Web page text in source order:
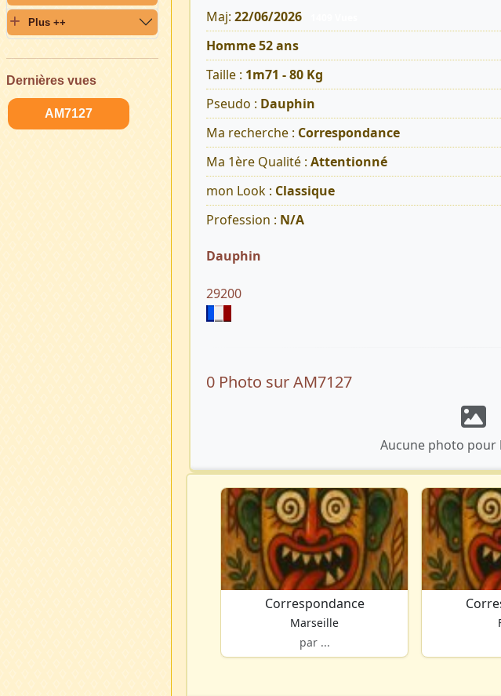
Plus ++
Dernières vues
AM7127
Maj: 22/06/2026
Homme 52 ans
Taille : 1m71 - 80 Kg
Pseudo : Dauphin
Ma recherche : Correspondance
Ma 1ère Qualité : Attentionné
mon Look : Classique
Profession : N/A
Dauphin
29200
0 Photo sur AM7127
Aucune photo pour
Correspondance
Marseille
par ...